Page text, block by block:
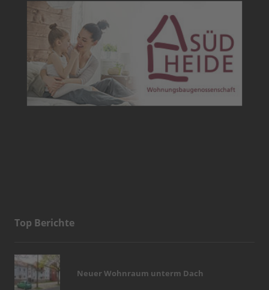
Top Berichte
Neuer Wohnraum unterm Dach